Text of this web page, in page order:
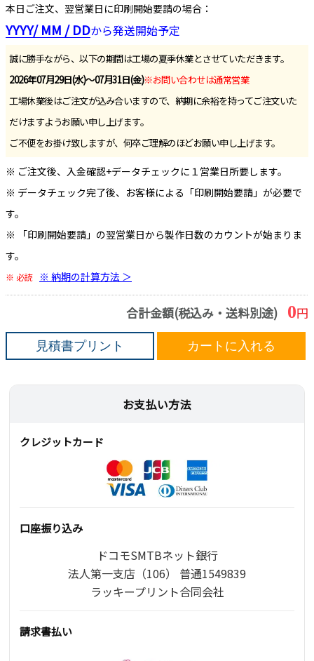
本日ご注文、翌営業日に印刷開始要請の場合：
YYYY/ MM / DDから発送開始予定
誠に勝手ながら、以下の期間は工場の夏季休業とさせていただきます。
2026年07月29日(水)～07月31日(金)※お問い合わせは通常営業
工場休業後はご注文が込み合いますので、納期に余裕を持ってご注文いた
だけますようお願い申し上げます。
ご不便をお掛け致しますが、何卒ご理解のほどお願い申し上げます。
※ ご注文後、入金確認+データチェックに１営業日所要します。
※ データチェック完了後、お客様による「印刷開始要請」が必要で
す。
※ 「印刷開始要請」の翌営業日から製作日数のカウントが始まりま
す。
※ 必読 ※ 納期の計算方法 ＞
合計金額(税込み・送料別途) 0円
見積書プリント カートに入れる
お支払い方法
クレジットカード
口座振り込み
ドコモSMTBネット銀行
法人第一支店（106） 普通1549839
ラッキープリント合同会社
請求書払い